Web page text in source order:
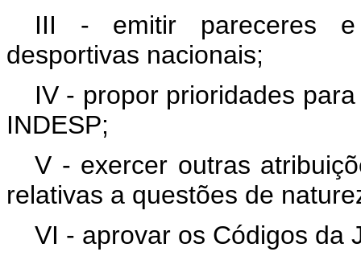
III - emitir pareceres e
desportivas nacionais;
IV - propor prioridades
INDESP;
V - exercer outras
relativas a questões de
VI - aprovar os Códigos da